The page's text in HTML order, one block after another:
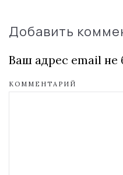
Добавить
Ваш адрес email не
КОММЕНТАРИЙ